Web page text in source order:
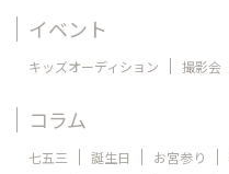
イベント
キッズオーディション 撮影会
コラム
七五三 誕生日 お宮参り